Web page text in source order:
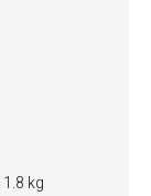
1.8 kg